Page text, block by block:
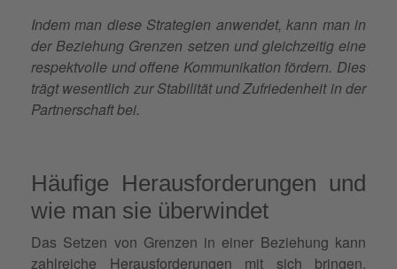
Indem man diese Strategien anwendet, kann man in
der Beziehung Grenzen setzen und gleichzeitig eine
respektvolle und offene Kommunikation fördern. Dies
trägt wesentlich zur Stabilität und Zufriedenheit in der
Partnerschaft bei.
Häufige Herausforderungen und
wie man sie überwindet
Das Setzen von Grenzen in einer Beziehung kann
zahlreiche Herausforderungen mit sich bringen.